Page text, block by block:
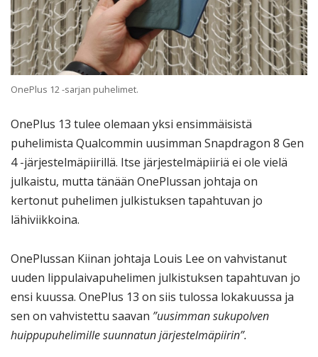
OnePlus 12 -sarjan puhelimet.
OnePlus 13 tulee olemaan yksi ensimmäisistä
puhelimista Qualcommin uusimman Snapdragon 8 Gen
4 -järjestelmäpiirillä. Itse järjestelmäpiiriä ei ole vielä
julkaistu, mutta tänään OnePlussan johtaja on
kertonut puhelimen julkistuksen tapahtuvan jo
lähiviikkoina.
OnePlussan Kiinan johtaja Louis Lee on vahvistanut
uuden lippulaivapuhelimen julkistuksen tapahtuvan jo
ensi kuussa. OnePlus 13 on siis tulossa lokakuussa ja
sen on vahvistettu saavan ”uusimman sukupolven
huippupuhelimille suunnatun järjestelmäpiirin”.